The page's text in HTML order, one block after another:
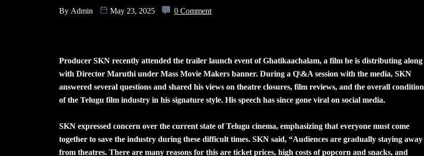
By Admin May 23, 2025 0 Comment
Producer SKN recently attended the trailer launch event of Ghatikaachalam, a film he is distributing along
with Director Maruthi under Mass Movie Makers banner. During a Q\&A session with the media, SKN
answered several questions and shared his views on theatre closures, film reviews, and the overall condition
of the Telugu film industry in his signature style. His speech has since gone viral on social media.
SKN expressed concern over the current state of Telugu cinema, emphasizing that everyone must come
together to save the industry during these difficult times. SKN said, “Audiences are gradually staying away
from theatres. There are many reasons for this are ticket prices, high costs of popcorn and snacks, and